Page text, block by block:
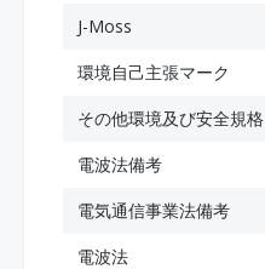
J-Moss
環境自己主張マーク
その他環境及び安全規格
電波法備考
電気通信事業法備考
電波法